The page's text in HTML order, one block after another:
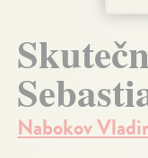
Nabokov